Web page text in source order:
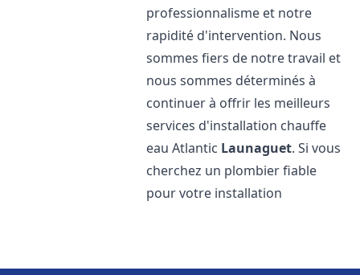
professionnalisme et notre
rapidité d'intervention. Nous
sommes fiers de notre travail et
nous sommes déterminés à
continuer à offrir les meilleurs
services d'installation chauffe
eau Atlantic Launaguet. Si vous
cherchez un plombier fiable
pour votre installation